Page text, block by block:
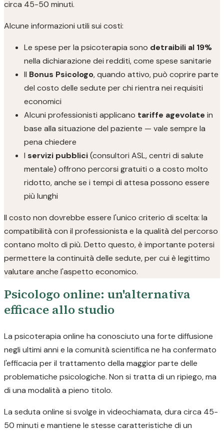
circa 45-50 minuti.
Alcune informazioni utili sui costi:
Le spese per la psicoterapia sono detraibili al 19%
nella dichiarazione dei redditi, come spese sanitarie
Il Bonus Psicologo, quando attivo, può coprire parte
del costo delle sedute per chi rientra nei requisiti
economici
Alcuni professionisti applicano tariffe agevolate in
base alla situazione del paziente — vale sempre la
pena chiedere
I servizi pubblici(consultori ASL, centri di salute
mentale) offrono percorsi gratuiti o a costo molto
ridotto, anche se i tempi di attesa possono essere
più lunghi
Il costo non dovrebbe essere l'unico criterio di scelta: la
compatibilità con il professionista e la qualità del percorso
contano molto di più. Detto questo, è importante potersi
permettere la continuità delle sedute, per cui è legittimo
valutare anche l'aspetto economico.
Psicologo online: un'alternativa
efficace allo studio
La psicoterapia online ha conosciuto una forte diffusione
negli ultimi anni e la comunità scientifica ne ha confermato
l'efficacia per il trattamento della maggior parte delle
problematiche psicologiche. Non si tratta di un ripiego, ma
di una modalità a pieno titolo.
La seduta online si svolge in videochiamata, dura circa 45-
50 minuti e mantiene le stesse caratteristiche di un